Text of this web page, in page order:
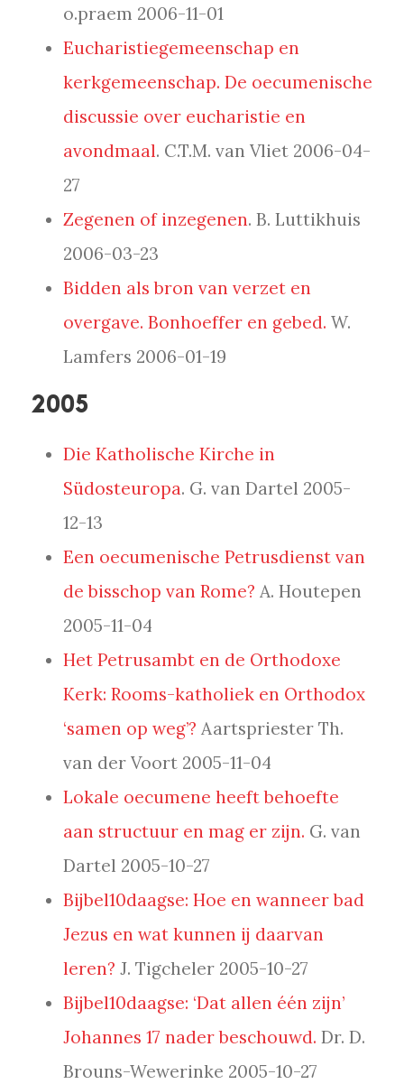
o.praem 2006-11-01
Eucharistiegemeenschap en
kerkgemeenschap. De oecumenische
discussie over eucharistie en
avondmaal. C.T.M. van Vliet 2006-04-
27
Zegenen of inzegenen. B. Luttikhuis
2006-03-23
Bidden als bron van verzet en
overgave. Bonhoeffer en gebed. W.
Lamfers 2006-01-19
2005
Die Katholische Kirche in
Südosteuropa. G. van Dartel 2005-
12-13
Een oecumenische Petrusdienst van
de bisschop van Rome? A. Houtepen
2005-11-04
Het Petrusambt en de Orthodoxe
Kerk: Rooms-katholiek en Orthodox
‘samen op weg’? Aartspriester Th.
van der Voort 2005-11-04
Lokale oecumene heeft behoefte
aan structuur en mag er zijn. G. van
Dartel 2005-10-27
Bijbel10daagse: Hoe en wanneer bad
Jezus en wat kunnen ij daarvan
leren? J. Tigcheler 2005-10-27
Bijbel10daagse: ‘Dat allen één zijn’
Johannes 17 nader beschouwd. Dr. D.
Brouns-Wewerinke 2005-10-27